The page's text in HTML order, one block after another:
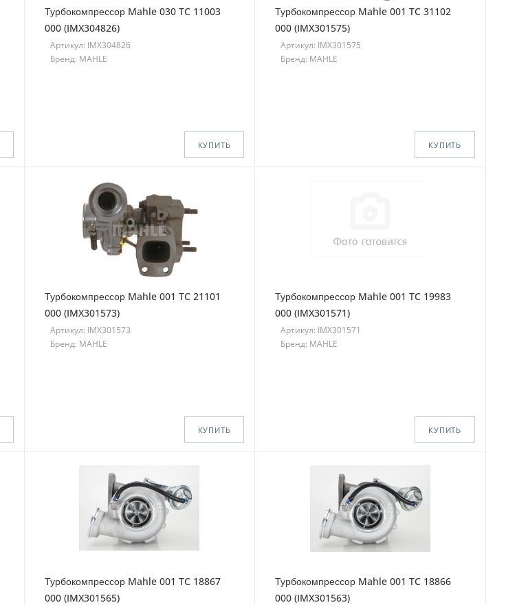
Турбокомпрессор Mahle 030 TC 11003
000 (IMX304826)
Артикул: IMX304826
Бренд: MAHLE
КУПИТЬ
Турбокомпрессор Mahle 001 TC 31102
000 (IMX301575)
Артикул: IMX301575
Бренд: MAHLE
КУПИТЬ
Турбокомпрессор Mahle 001 TC 21101
000 (IMX301573)
Артикул: IMX301573
Бренд: MAHLE
КУПИТЬ
Турбокомпрессор Mahle 001 TC 19983
000 (IMX301571)
Артикул: IMX301571
Бренд: MAHLE
КУПИТЬ
Турбокомпрессор Mahle 001 TC 18867
000 (IMX301565)
Турбокомпрессор Mahle 001 TC 18866
000 (IMX301563)